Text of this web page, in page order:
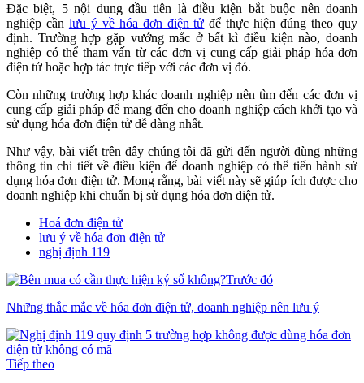
Đặc biệt, 5 nội dung đầu tiên là điều kiện bắt buộc nên doanh
nghiệp cần lưu ý về hóa đơn điện tử để thực hiện đúng theo quy
định. Trường hợp gặp vướng mắc ở bất kì điều kiện nào, doanh
nghiệp có thể tham vấn từ các đơn vị cung cấp giải pháp hóa đơn
điện tử hoặc hợp tác trực tiếp với các đơn vị đó.
Còn những trường hợp khác doanh nghiệp nên tìm đến các đơn vị
cung cấp giải pháp để mang đến cho doanh nghiệp cách khởi tạo và
sử dụng hóa đơn điện tử dễ dàng nhất.
Như vậy, bài viết trên đây chúng tôi đã gửi đến người dùng những
thông tin chi tiết về điều kiện để doanh nghiệp có thể tiến hành sử
dụng hóa đơn điện tử. Mong rằng, bài viết này sẽ giúp ích được cho
doanh nghiệp khi chuẩn bị sử dụng hóa đơn điện tử.
Hoá đơn điện tử
lưu ý về hóa đơn điện tử
nghị định 119
Trước đó
Những thắc mắc về hóa đơn điện tử, doanh nghiệp nên lưu ý
Tiếp theo